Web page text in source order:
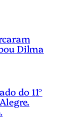
Dilma
do 11°